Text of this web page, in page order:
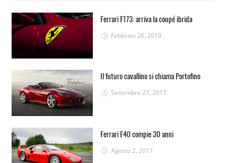
Ferrari F173: arriva la coupé ibrida
Febbraio 26, 2019
Il futuro cavallino si chiama Portofino
Settembre 27, 2017
Ferrari F40 compie 30 anni
Agosto 2, 2017